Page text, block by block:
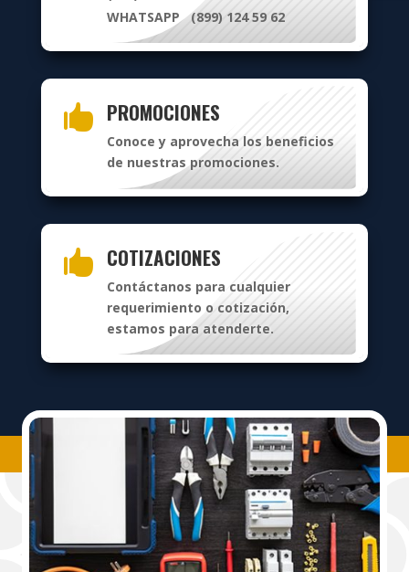
WHATSAPP (899) 124 59 62
 PROMOCIONES
Conoce y aprovecha los beneficios
de nuestras promociones.
 COTIZACIONES
Contáctanos para cualquier
requerimiento o cotización,
estamos para atenderte.